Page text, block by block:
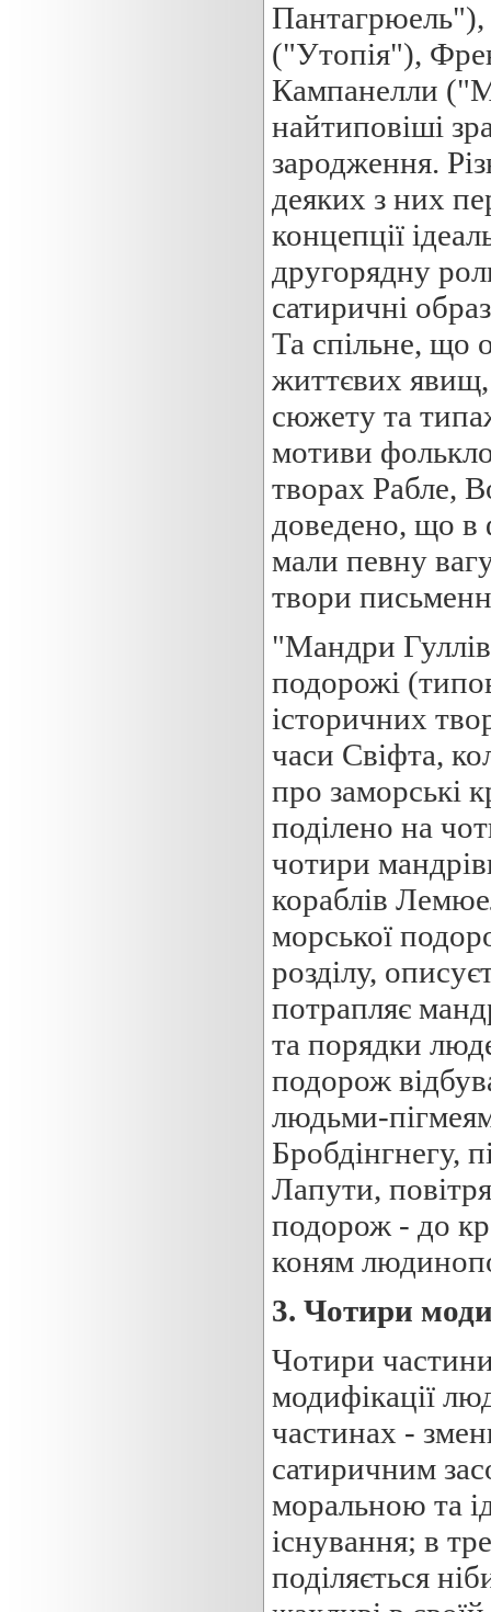
("Утопія"),
Кампанелли
найтиповіші
зародження.
деяких з них
концепції
другорядну
сатиричні
Та спільне, що
життєвих явищ,
сюжету та
мотиви
творах Рабле,
доведено, що в
мали певну
твори
"Мандри
подорожі
історичних
часи Свіфта,
про заморські
поділено на
чотири
кораблів
морської
розділу,
потрапляє
та порядки
подорож
людьми-
Бробдінгнегу,
Лапути,
подорож - до
коням
3. Чотири м
Чотири
модифікації
частинах -
сатиричним
моральною та
існування; в
поділяється